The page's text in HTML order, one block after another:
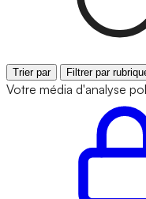
Trier par Filtrer par
Votre média d'analyse